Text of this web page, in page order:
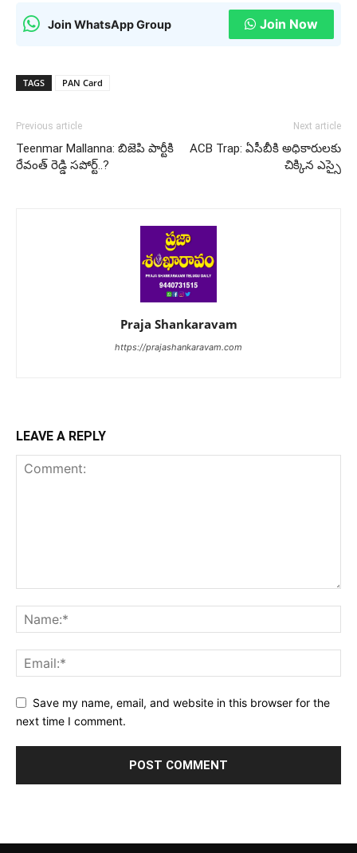
Join WhatsApp Group Join Now
TAGS PAN Card
Previous article
Teenmar Mallanna: బిజెపి పార్టీకి
రేవంత్ రెడ్డి సపోర్ట్..?
Next article
ACB Trap: ఏసీబీకి అధికారులకు
చిక్కిన ఎస్సై
Praja Shankaravam
https://prajashankaravam.com
LEAVE A REPLY
Save my name, email, and website in this browser for the
next time I comment.